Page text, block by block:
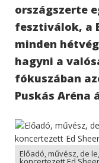
országszerte
fesztiválok, a
minden
hagyni a
fókuszában
Puskás Aréna
Előadó, művész, de